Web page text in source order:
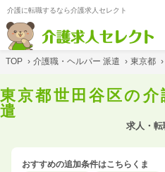
介護に転職するなら介護求人セレクト
TOP › 介護職・ヘルパー 派遣 › 東京都 ›
東京都世田谷区の
遣
求人・転
おすすめの追加条件はこちらくま